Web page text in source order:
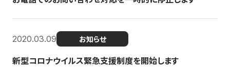
2020.03.09 お知らせ
新型コロナウイルス緊急支援制度を開始します